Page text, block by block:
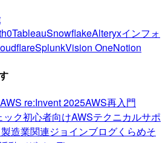
TableauSnowflakeAlteryxインフォ
SplunkVision OneNotion
AWS re:Invent 2025AWS再入門
ック初心者向けAWSテクニカルサポ
製造業関連ジョインブログくらめそ